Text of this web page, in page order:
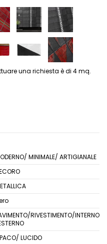
una richiesta è di 4 mq.
MINIMALE/ ARTIGIANALE
RIVESTIMENTO/INTERNO
LUCIDO